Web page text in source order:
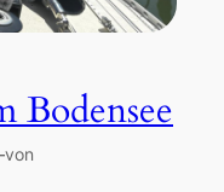
Bodensee
von